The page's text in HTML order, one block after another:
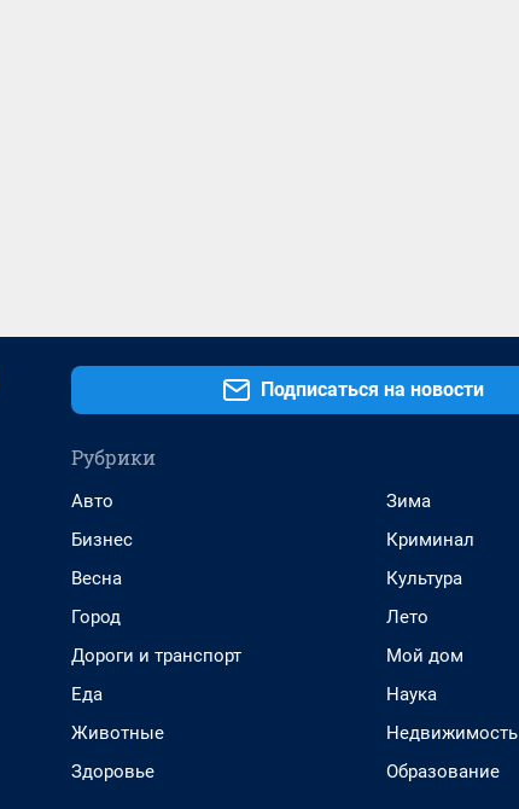
Подписаться на новости
Рубрики
Авто
Бизнес
Весна
Город
Дороги и транспорт
Еда
Животные
Здоровье
Зима
Криминал
Культура
Лето
Мой дом
Наука
Недвижимость
Образование